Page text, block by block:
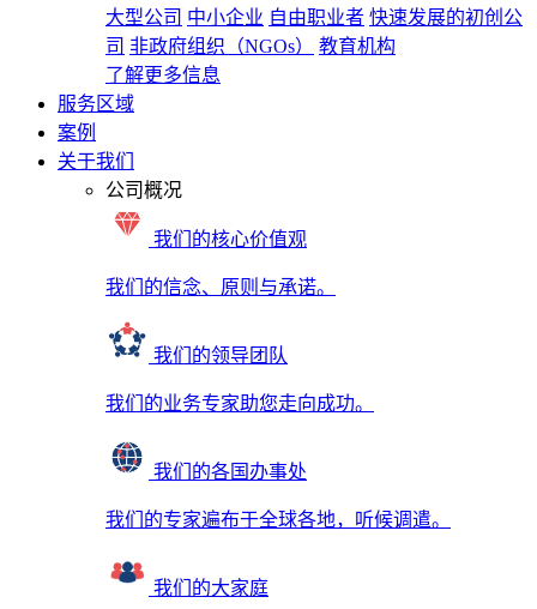
大型公司 中小企业 自由职业者 快速发展的初创公
司 非政府组织（NGOs）
教育机构
了解更多信息
服务区域
案例
关于我们
公司概况
我们的核心价值观
我们的信念、原则与承诺。
我们的领导团队
我们的业务专家助您走向成功。
我们的各国办事处
我们的专家遍布于全球各地，听候调遣。
我们的大家庭